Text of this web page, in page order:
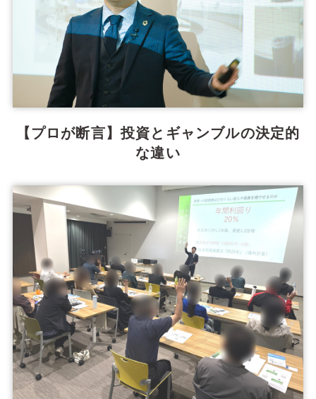
【プロが断言】投資とギャンブルの決定的
な違い